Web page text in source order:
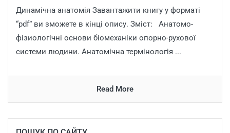
Динамічна анатомія Завантажити книгу у форматі
“pdf” ви зможете в кінці опису. Зміст: Анатомо-
фізиологічні основи біомеханіки опорно-рухової
системи людини. Анатомічна термінологія ...
Read More